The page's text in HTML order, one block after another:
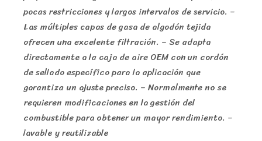
pocas restricciones y largos intervalos de servicio. –
Las múltiples capas de gasa de algodón tejida
ofrecen una excelente filtración. – Se adapta
directamente a la caja de aire OEM con un cordón
de sellado específico para la aplicación que
garantiza un ajuste preciso. – Normalmente no se
requieren modificaciones en la gestión del
combustible para obtener un mayor rendimiento. –
lavable y reutilizable